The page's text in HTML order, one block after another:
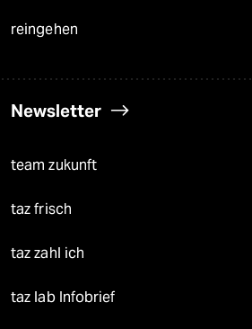
reingehen
Newsletter
team zukunft
taz frisch
taz zahl ich
taz lab Infobrief